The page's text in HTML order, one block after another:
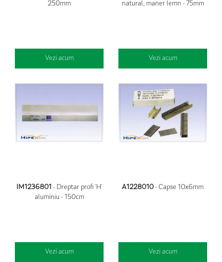
250mm
Vezi acum
natural, maner lemn - 75mm
Vezi acum
IM1236801 - Dreptar profi 'H'
aluminiu - 150cm
Vezi acum
A1228010 - Capse 10x6mm
Vezi acum